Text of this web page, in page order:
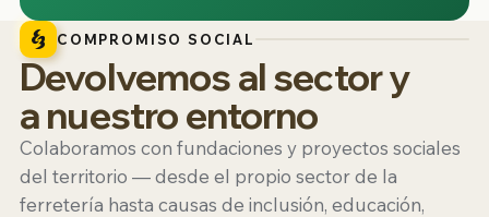
COMPROMISO SOCIAL
Devolvemos al sector y
a nuestro entorno
Colaboramos con fundaciones y proyectos sociales
del territorio — desde el propio sector de la
ferretería hasta causas de inclusión, educación,